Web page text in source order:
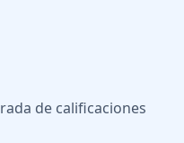
de calificaciones